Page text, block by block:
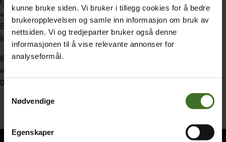
kunne bruke siden. Vi bruker i tillegg cookies for å bedre
brukeropplevelsen og samle inn informasjon om bruk av
nettsiden. Vi og tredjeparter bruker også denne
informasjonen til å vise relevante annonser for
analyseformål.
Nødvendige
Egenskaper
«Innstillinger for abonnementet» for å bestille sperringer,
Bedriftsnett, Smart Tale, SMS kopi eller visning i
katalogtjenester.
Ønsker du å gjøre ytterlige endringer eller angre en
endring, kan du ta kontakt med vår kundeservice på
00 00